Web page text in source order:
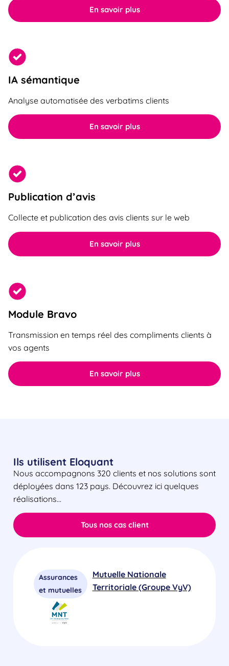
En savoir plus
IA sémantique
Analyse automatisée des verbatims clients
En savoir plus
Publication d’avis
Collecte et publication des avis clients sur le web
En savoir plus
Module Bravo
Transmission en temps réel des compliments clients à
vos agents
En savoir plus
Ils utilisent Eloquant
Nous accompagnons 320 clients et nos solutions sont
déployées dans 123 pays. Découvrez ici quelques
réalisations…
Tous nos cas client
Assurances
et mutuelles
Mutuelle Nationale
Territoriale (Groupe VyV)